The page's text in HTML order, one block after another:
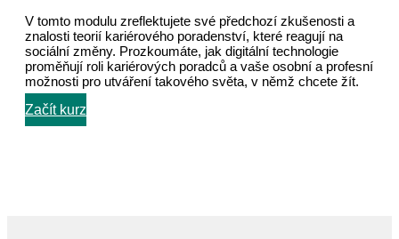
V tomto modulu zreflektujete své předchozí zkušenosti a
znalosti teorií kariérového poradenství, které reagují na
sociální změny. Prozkoumáte, jak digitální technologie
proměňují roli kariérových poradců a vaše osobní a profesní
možnosti pro utváření takového světa, v němž chcete žít.
Začít kurz